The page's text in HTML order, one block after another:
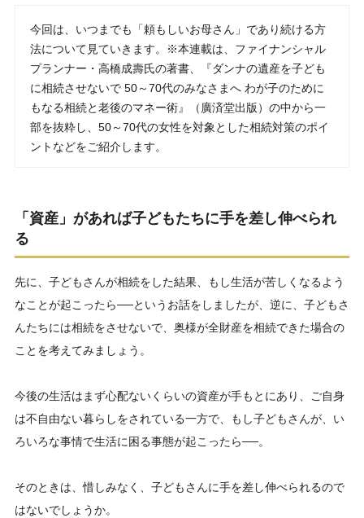
今回は、いつまでも「頼もしいお母さん」であり続ける方
法について見ていきます。※本連載は、ファイナンシャル
プランナー・高橋成壽氏の著書、『ダンナの遺産を子ども
に相続させないで 50～70代のみなさまへ わが子のために
もなる相続と老後のマネー術』（廣済堂出版）の中から一
部を抜粋し、50～70代の女性を対象とした相続対策のポイ
ントなどをご紹介します。
「資産」があれば子どもたちに手を差し伸べられ
る
先に、子どもさんが相続をした結果、もし生活が苦しくなるよう
なことが起こったら──というお話をしましたが、逆に、子どもさ
んたちには相続をさせないで、奥様が全財産を相続できた場合の
ことを考えてみましょう。
今後の生活はまず心配ないくらいの資産が手もとにあり、ご自身
は不自由ない暮らしをされている一方で、もし子どもさんが、い
ろいろな事情で生活に困る事態が起こったら──。
そのときは、惜しみなく、子どもさんに手を差し伸べられるので
はないでしょうか。